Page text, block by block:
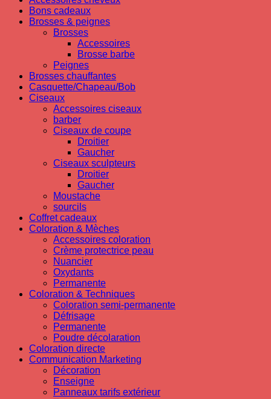
Bons cadeaux
Brosses & peignes
Brosses
Accessoires
Brosse barbe
Peignes
Brosses chauffantes
Casquette/Chapeau/Bob
Ciseaux
Accessoires ciseaux
barber
Ciseaux de coupe
Droitier
Gaucher
Ciseaux sculpteurs
Droitier
Gaucher
Moustache
sourcils
Coffret cadeaux
Coloration & Mèches
Accessoires coloration
Crème protectrice peau
Nuancier
Oxydants
Permanente
Coloration & Techniques
Coloration semi-permanente
Défrisage
Permanente
Poudre décolaration
Coloration directe
Communication Marketing
Décoration
Enseigne
Panneaux tarifs extérieur